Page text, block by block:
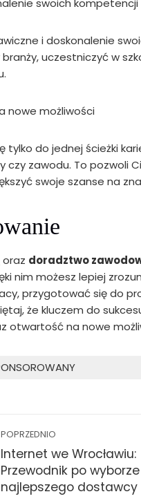
swoich kompetencji
i doskonalenie
uczestniczyć w
nowe możliwości
tylko do jednej ścieżki
czy zawodu. To pozwoli
swoje szanse na
oraz doradztwo
nim możesz lepiej
przygotować się do
że kluczem do
otwartość na nowe
POPRZEDNIO
Internet we Wrocławiu:
Przewodnik po wyborze
najlepszego dostawcy